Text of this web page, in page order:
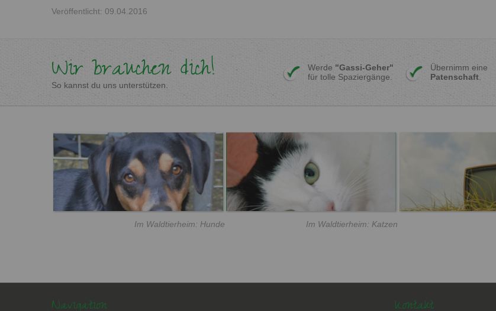
Veröffentlicht: 09.04.2016
Wir brauchen dich!
So kannst du uns unterstützen.
Werde "Gassi-Geher"
für tolle Spaziergänge.
Übernimm eine
Patenschaft
Im Waldtierheim: Hunde Im Waldtierheim: Katzen